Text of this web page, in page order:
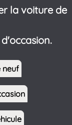
la voiture de
neuf